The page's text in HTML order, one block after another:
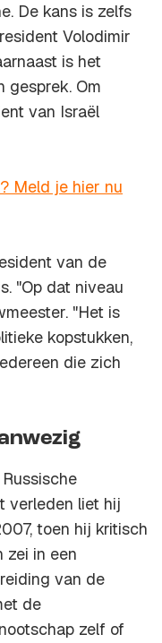
De kans is zelfs
Volodimir
is het
gesprek. Om
van Israël
Meld je hier nu
van de
"Op dat niveau
"Het is
kopstukken,
die zich
verleden liet hij
toen hij kritisch
zei in een
van de
de
zelf of